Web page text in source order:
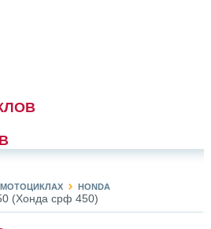
HONDA
(Хонда срф 450)